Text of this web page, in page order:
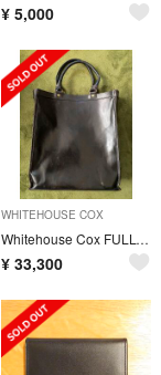
¥ 5,000
WHITEHOUSE COX
Whitehouse Cox FULL-BRIDLE LEATHER TOTE
¥ 33,300